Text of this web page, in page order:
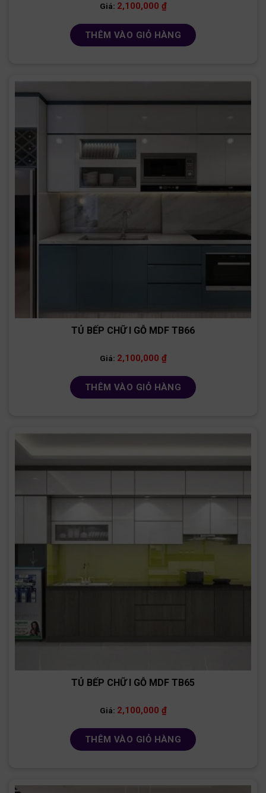
Giá: 2,100,000 ₫
THÊM VÀO GIỎ HÀNG
TỦ BẾP CHỮ I GỖ MDF TB66
Giá: 2,100,000 ₫
THÊM VÀO GIỎ HÀNG
TỦ BẾP CHỮ I GỖ MDF TB65
Giá: 2,100,000 ₫
THÊM VÀO GIỎ HÀNG